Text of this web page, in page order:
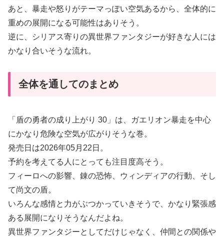
あと、暴走や怒りがテーマっぽい空気あるから、全体的に
重めの展開になる可能性はありそう。
逆に、シリアス寄りの異世界ファンタジーが好きな人には
かなり合いそうな流れ。
全体を通してのまとめ
「盾の勇者の成り上がり 30」は、ガエリオン暴走を中心
にかなり危険な空気が広がりそうな巻。
発売日は2026年05月22日。
予約を考えてる人にとっても注目度高そう。
フィーロへの影響、錬の恐怖、ウィンディアの行動、そし
て尚文の盾。
いろんな感情と力がぶつかっていきそうで、かなり緊張感
ある展開になりそうなんだよね。
異世界ファンタジーとしてだけじゃなく、仲間との関係や